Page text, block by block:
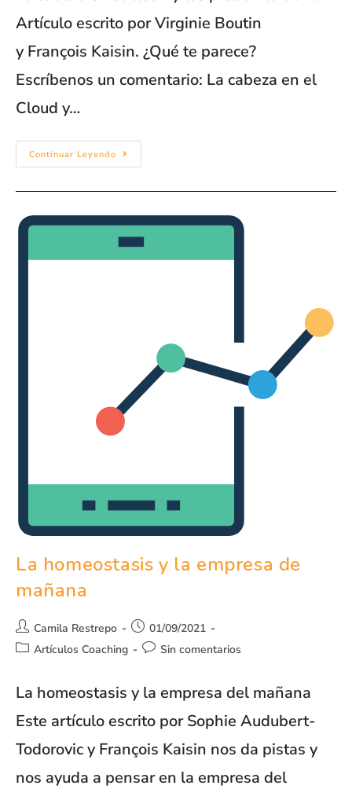
Artículo escrito por Virginie Boutin
y François Kaisin. ¿Qué te parece?
Escríbenos un comentario: La cabeza en el
Cloud y…
Continuar Leyendo
La homeostasis y la empresa de
mañana
Camila Restrepo
01/09/2021
Artículos Coaching
Sin comentarios
La homeostasis y la empresa del mañana
Este artículo escrito por Sophie Audubert-
Todorovic y François Kaisin nos da pistas y
nos ayuda a pensar en la empresa del